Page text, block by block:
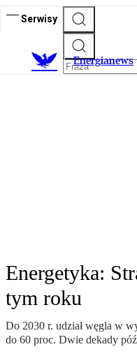
Serwisy
Energianews
Energetyka:
tym roku
Do 2030 r. udział węgla w
do 60 proc. Dwie dekady